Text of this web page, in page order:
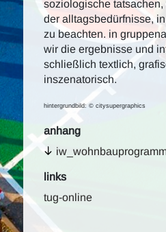
soziologische
der alltagsbedürfnisse,
zu beachten. in
wir die ergebnisse und
schließlich textlich,
inszenatorisch.
hintergrundbild: © citysupergraphics
anhang
links
tug-online